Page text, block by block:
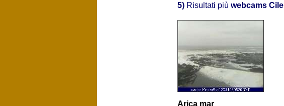
5) Risultati più webcams Cile
Arica mar